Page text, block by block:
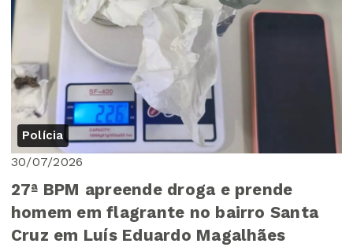
Polícia
30/07/2026
27ª BPM apreende droga e prende
homem em flagrante no bairro Santa
Cruz em Luís Eduardo Magalhães